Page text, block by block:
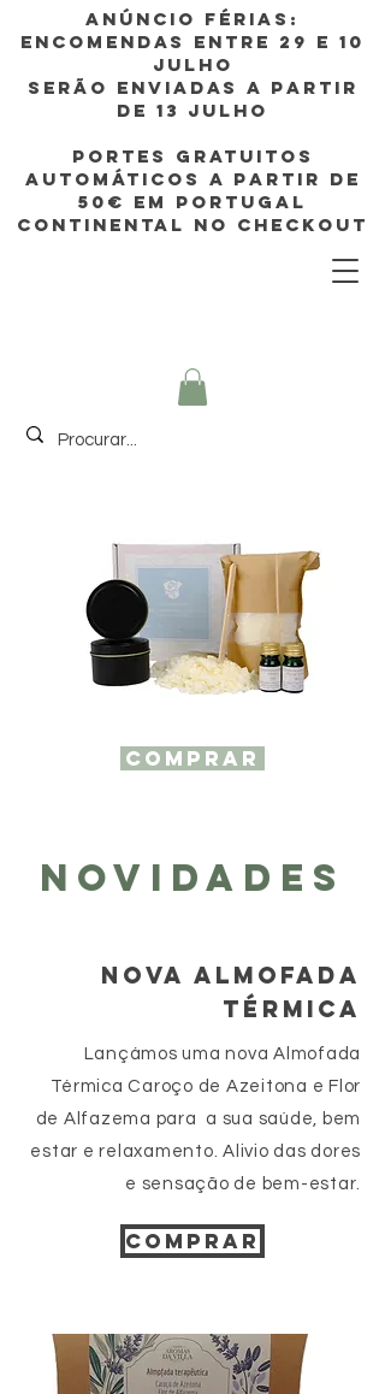
Anúncio FÉRIAS:
ENCOMENDAS ENTRE 29 e 10
JULHO
SERÃO enviadas A PARTIR
DE 13 JULHO
PORTES GRATUITOS
AUTOMÁTICOS A PARTIR de
50€ EM Portugal
continental no CHECKOUT
COMPRAR
NOVIDADES
NOVA ALMOFADA
TÉRMICA
Lançámos uma nova Almofada
Térmica Caroço de Azeitona e Flor
de Alfazema para a sua saúde, bem
estar e relaxamento. Alivio das dores
e sensação de bem-estar.
COMPRAR